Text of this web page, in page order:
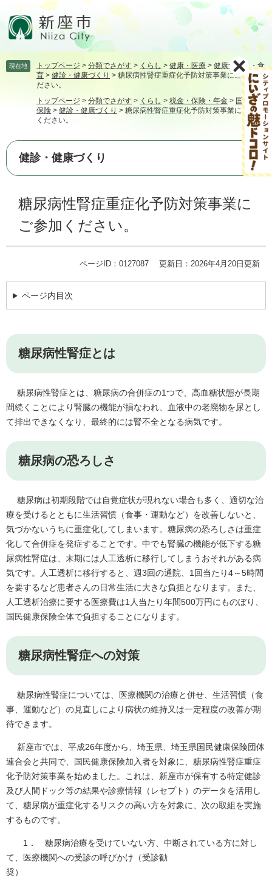
頭飛
へ
現在地 トップページ > 分類でさがす > くらし > 健康・医療 > 健康づくり・食
育 > 健診・健康づくり > 糖尿病性腎症重症化予防対策事業にご参加く
ださい。
トップページ > 分類でさがす > くらし > 税金・保険・年金 > 国民健康
保険 > 健診・健康づくり > 糖尿病性腎症重症化予防対策事業にご参加
ください。
健診・健康づくり
糖尿病性腎症重症化予防対策事業に
ご参加ください。
ページID：0127087 更新日：2026年4月20日更新
ページ内目次
糖尿病性腎症とは
糖尿病性腎症とは、糖尿病の合併症の1つで、高血糖状態が長期
間続くことにより腎臓の機能が損なわれ、血液中の老廃物を尿とし
て排出できなくなり、最終的には腎不全となる病気です。
糖尿病の恐ろしさ
糖尿病は初期段階では自覚症状が現れない場合も多く、適切な治
療を受けるとともに生活習慣（食事・運動など）を改善しないと、
気づかないうちに重症化してしまいます。糖尿病の恐ろしさは重症
化して合併症を発症することです。中でも腎臓の機能が低下する糖
尿病性腎症は、末期には人工透析に移行してしまうおそれがある病
気です。人工透析に移行すると、週3回の通院、1回当たり4～5時間
を要するなど患者さんの日常生活に大きな負担となります。また、
人工透析治療に要する医療費は1人当たり年間500万円にものぼり、
国民健康保険全体で負担することになります。
糖尿病性腎症への対策
糖尿病性腎症については、医療機関の治療と併せ、生活習慣（食
事、運動など）の見直しにより病状の維持又は一定程度の改善が期
待できます。
新座市では、平成26年度から、埼玉県、埼玉県国民健康保険団体
連合会と共同で、国民健康保険加入者を対象に、糖尿病性腎症重症
化予防対策事業を始めました。これは、新座市が保有する特定健診
及び人間ドック等の結果や診療情報（レセプト）のデータを活用し
て、糖尿病が重症化するリスクの高い方を対象に、次の取組を実施
するものです。
1． 糖尿病治療を受けていない方、中断されている方に対し
て、医療機関への受診の呼びかけ（受診勧
奨）